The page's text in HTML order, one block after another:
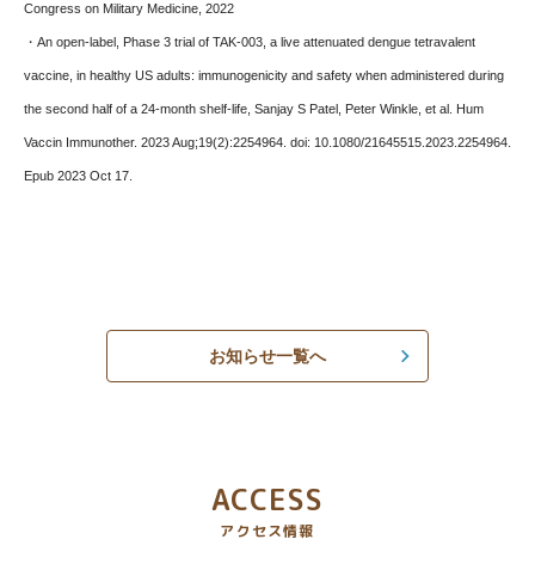
Congress on Military Medicine, 2022
・An open-label, Phase 3 trial of TAK-003, a live attenuated dengue tetravalent
vaccine, in healthy US adults: immunogenicity and safety when administered during
the second half of a 24-month shelf-life, Sanjay S Patel, Peter Winkle, et al. Hum
Vaccin Immunother. 2023 Aug;19(2):2254964. doi: 10.1080/21645515.2023.2254964.
Epub 2023 Oct 17.
お知らせ一覧へ
ACCESS
アクセス情報